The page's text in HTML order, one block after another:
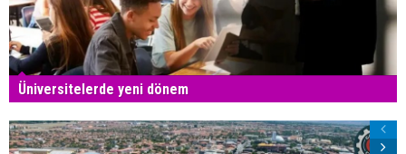
Üniversitelerde yeni dönem